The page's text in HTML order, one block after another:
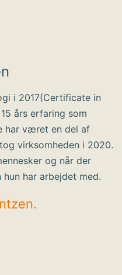
i 2017(Certificate in
års erfaring som
har været en del af
virksomheden i 2020.
og når der
har arbejdet med.